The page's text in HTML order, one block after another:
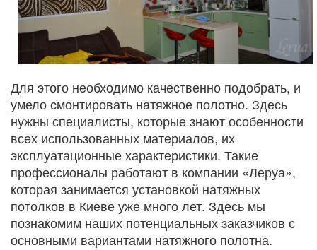
Для этого необходимо качественно подобрать, и
умело смонтировать натяжное полотно. Здесь
нужны специалисты, которые знают особенности
всех использованных материалов, их
эксплуатационные характеристики. Такие
профессионалы работают в компании «Леруа»,
которая занимается установкой натяжных
потолков в Киеве уже много лет. Здесь мы
познакомим наших потенциальных заказчиков с
основными вариантами натяжного полотна.